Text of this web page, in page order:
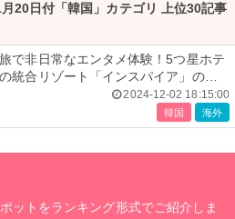
20日付「韓国」カテゴリ 上位30記事
で非日常なエンタメ体験！5つ星ホテ
統合リゾート「インスパイア」の魅
2024-12-02 18:15:00
韓国 海外
ットをランキング形式でご紹介しま